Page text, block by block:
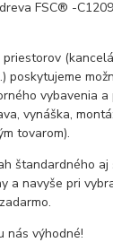
FSC® -
poskytujeme
vybavenia
vynáška,
tovarom).
štandardného
a navyše pri
nás výhodné!